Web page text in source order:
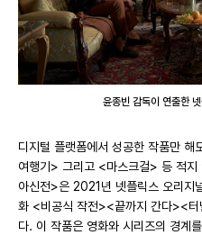
윤종빈 감독이 연출한
디지털 플랫폼에서 성공한 작품만
여행기> 그리고 <마스크걸> 등 적
아신전>은 2021년 넷플릭스 오리지
화 <비공식 작전><끝까지 간다><터
다. 이 작품은 영화와 시리즈의 경계